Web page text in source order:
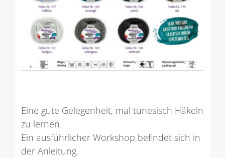
Eine gute Gelegenheit, mal tunesisch Häkeln
zu lernen.
Ein ausführlicher Workshop befindet sich in
der Anleitung.